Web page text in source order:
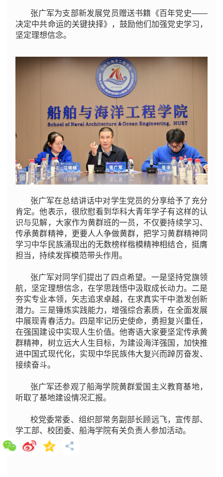
张广军为支部新发展党员赠送书籍《百年党史——
决定中共命运的关键抉择》，鼓励他们加强党史学习，
坚定理想信念。
张广军在总结讲话中对学生党员的分享给予了充分
肯定。他表示，很欣慰看到华科大青年学子有这样的认
识与见解，大家作为黄群班的一员，不仅要持续学习、
传承黄群精神，更要人人争做黄群，把学习黄群精神同
学习中华民族涌现出的无数榜样楷模精神相结合，挺膺
担当，持续发挥模范带头作用。
张广军对同学们提出了四点希望。一是坚持党旗领
航，坚定理想信念，在学思践悟中汲取成长动力。二是
夯实专业本领，矢志追求卓越，在求真实干中激发创新
潜力。三是锤炼实践能力，增强综合素质，在全面发展
中展现青春活力。四是牢记历史使命，勇担复兴重任，
在强国建设中实现人生价值。他寄语大家要坚定传承黄
群精神，树立远大人生目标，为建设海洋强国，加快推
进中国式现代化，实现中华民族伟大复兴而踔厉奋发、
接续奋斗。
张广军还参观了船海学院黄群爱国主义教育基地，
听取了基地建设情况汇报。
校党委常委、组织部常务副部长顾远飞，宣传部、
学工部、校团委、船海学院有关负责人参加活动。